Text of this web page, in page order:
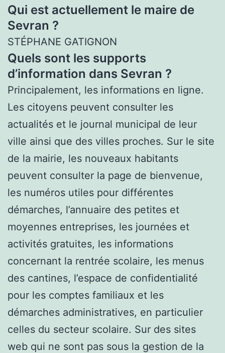
Qui est actuellement le maire de
Sevran ?
STÉPHANE GATIGNON
Quels sont les supports
d’information dans Sevran ?
Principalement, les informations en ligne.
Les citoyens peuvent consulter les
actualités et le journal municipal de leur
ville ainsi que des villes proches. Sur le site
de la mairie, les nouveaux habitants
peuvent consulter la page de bienvenue,
les numéros utiles pour différentes
démarches, l’annuaire des petites et
moyennes entreprises, les journées et
activités gratuites, les informations
concernant la rentrée scolaire, les menus
des cantines, l’espace de confidentialité
pour les comptes familiaux et les
démarches administratives, en particulier
celles du secteur scolaire. Sur des sites
web qui ne sont pas sous la gestion de la